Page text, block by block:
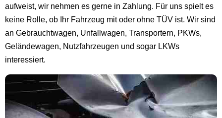
aufweist, wir nehmen es gerne in Zahlung. Für uns spielt es
keine Rolle, ob Ihr Fahrzeug mit oder ohne TÜV ist. Wir sind
an Gebrauchtwagen, Unfallwagen, Transportern, PKWs,
Geländewagen, Nutzfahrzeugen und sogar LKWs
interessiert.